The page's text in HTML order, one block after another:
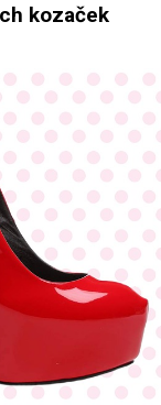
kozaček